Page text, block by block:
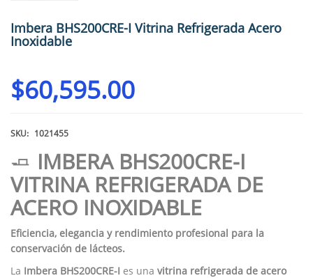
Imbera BHS200CRE-I Vitrina Refrigerada Acero
Inoxidable
$60,595.00
SKU: 1021455
🧈 IMBERA BHS200CRE-I
VITRINA REFRIGERADA DE
ACERO INOXIDABLE
Eficiencia, elegancia y rendimiento profesional para la
conservación de lácteos.
La Imbera BHS200CRE-I es una vitrina refrigerada de acero